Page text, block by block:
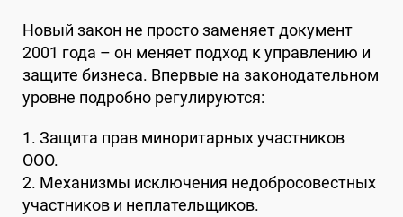
Новый закон не просто заменяет документ
2001 года – он меняет подход к управлению и
защите бизнеса. Впервые на законодательном
уровне подробно регулируются:
1. Защита прав миноритарных участников
ООО.
2. Механизмы исключения недобросовестных
участников и неплательщиков.